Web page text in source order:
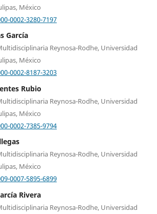
México
0002-3280-7197
García
Reynosa-Rodhe, Universidad
México
0002-8187-3203
Rubio
Reynosa-Rodhe, Universidad
México
0002-7385-9794
Reynosa-Rodhe, Universidad
México
0007-5895-6899
Rivera
Reynosa-Rodhe, Universidad